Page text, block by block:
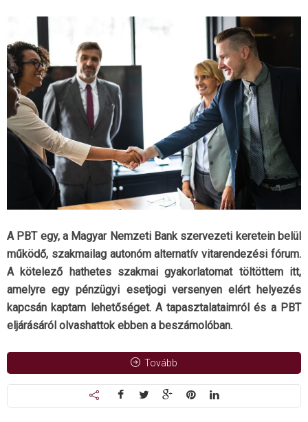
A PBT egy, a Magyar Nemzeti Bank szervezeti keretein belül
működő, szakmailag autonóm alternatív vitarendezési fórum.
A kötelező hathetes szakmai gyakorlatomat töltöttem itt,
amelyre egy pénzügyi esetjogi versenyen elért helyezés
kapcsán kaptam lehetőséget. A tapasztalataimról és a PBT
eljárásáról olvashattok ebben a beszámolóban.
Tovább